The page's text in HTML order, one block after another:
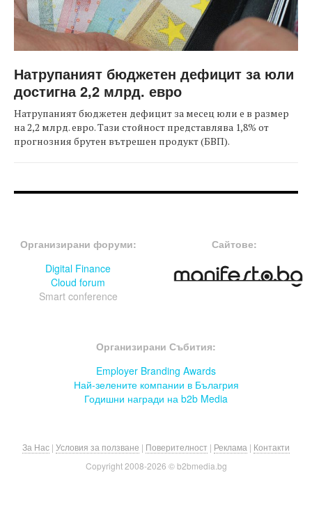
Натрупаният бюджетен дефицит за юли
достигна 2,2 млрд. евро
Натрупаният бюджетен дефицит за месец юли е в размер
на 2,2 млрд. евро. Тази стойност представлява 1,8% от
прогнозния брутен вътрешен продукт (БВП).
Организирани форуми:
Digital Finance
Cloud forum
Smart conference
Сайтове:
Организирани Събития:
Employer Branding Awards
Най-зелените компании в Бълагрия
Годишни награди на b2b Media
За Нас | Условия за ползване | Поверителност | Реклама | Контакти
Copyright 2008-2026 © b2bmedia.bg